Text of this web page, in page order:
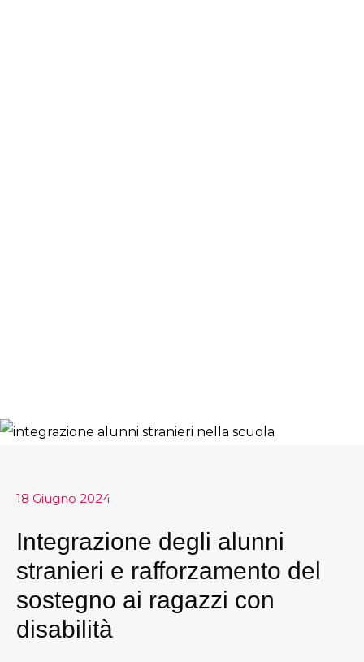
18 Giugno 2024
Integrazione degli alunni
stranieri e rafforzamento del
sostegno ai ragazzi con
disabilità